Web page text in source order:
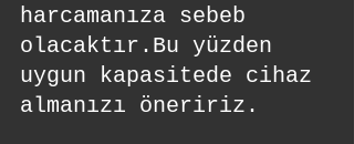
harcamanıza sebeb
olacaktır.Bu yüzden
uygun kapasitede cihaz
almanızı öneririz.